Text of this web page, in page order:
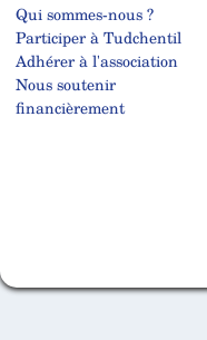
Qui sommes-nous ?
Participer à Tudchentil
Adhérer à l'association
Nous soutenir
financièrement